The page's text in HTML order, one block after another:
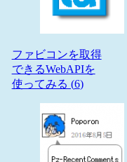
ファビコンを取得
できるWebAPIを
使ってみる (6)